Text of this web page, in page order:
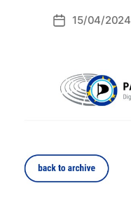
Data15/04/2024